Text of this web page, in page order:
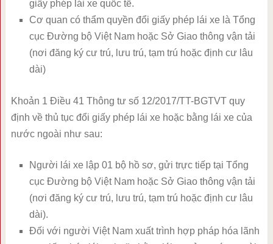
giấy phép lái xe quốc tế.
Cơ quan có thẩm quyền đổi giấy phép lái xe là Tổng
cục Đường bộ Việt Nam hoặc Sở Giao thông vận tải
(nơi đăng ký cư trú, lưu trú, tạm trú hoặc định cư lâu
dài)
Khoản 1 Điều 41 Thông tư số 12/2017/TT-BGTVT quy
định về thủ tục đổi giấy phép lái xe hoặc bằng lái xe của
nước ngoài như sau:
Người lái xe lập 01 bộ hồ sơ, gửi trực tiếp tại Tổng
cục Đường bộ Việt Nam hoặc Sở Giao thông vận tải
(nơi đăng ký cư trú, lưu trú, tạm trú hoặc định cư lâu
dài).
Đối với người Việt Nam xuất trình hợp pháp hóa lãnh